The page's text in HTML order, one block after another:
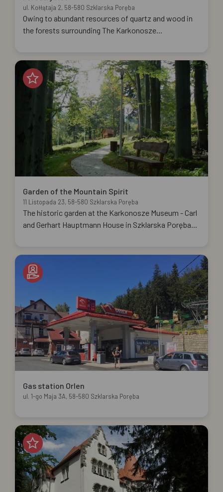
ul. Kołłątaja 2, 58-580 Szklarska Poręba
Owing to abundant resources of quartz and wood in
the forests surrounding The Karkonosze...
Garden of the Mountain Spirit
11 Listopada 23, 58-580 Szklarska Poręba
The historic garden at the Karkonosze Museum - Carl
and Gerhart Hauptmann House in Szklarska Poręba...
Gas station Orlen
ul. 1-go Maja 3A, 58-580 Szklarska Poręba